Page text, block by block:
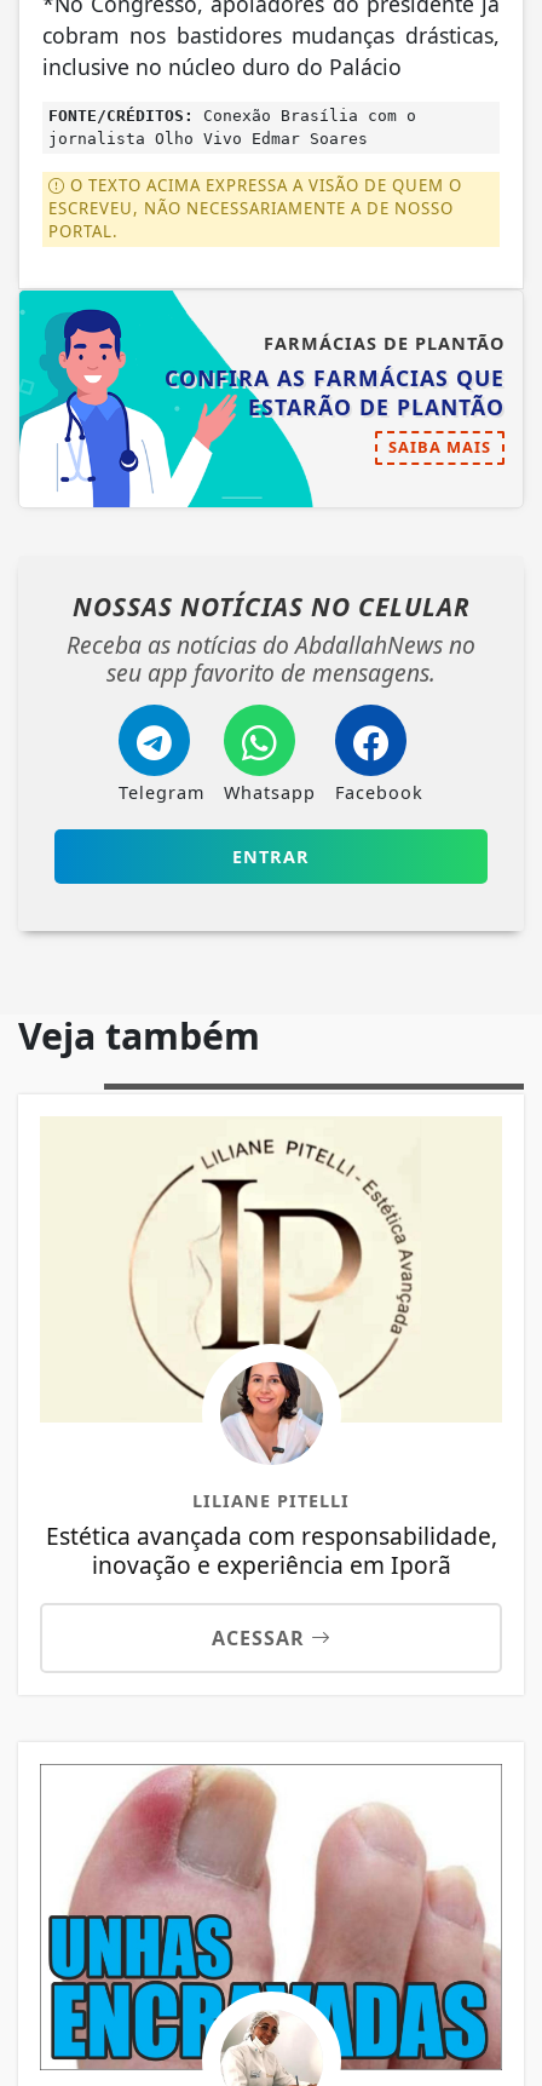
cobram nos bastidores mudanças drásticas,
inclusive no núcleo duro do Palácio
FONTE/CRÉDITOS:
Conexão Brasília com o
jornalista Olho Vivo Edmar Soares
O TEXTO ACIMA EXPRESSA A VISÃO DE QUEM O
ESCREVEU, NÃO NECESSARIAMENTE A DE NOSSO
PORTAL.
FARMÁCIAS DE PLANTÃO
CONFIRA AS FARMÁCIAS QUE
ESTARÃO DE PLANTÃO
SAIBA MAIS
NOSSAS NOTÍCIAS NO CELULAR
Receba as notícias do AbdallahNews no
seu app favorito de mensagens.
Telegram Whatsapp Facebook
ENTRAR
Veja também
LILIANE PITELLI
Estética avançada com responsabilidade,
inovação e experiência em Iporã
ACESSAR